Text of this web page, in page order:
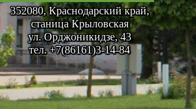
352080, Краснодарский край,
станица Крыловская
ул. Орджоникидзе, 43
тел. +7(86161)3-14-84